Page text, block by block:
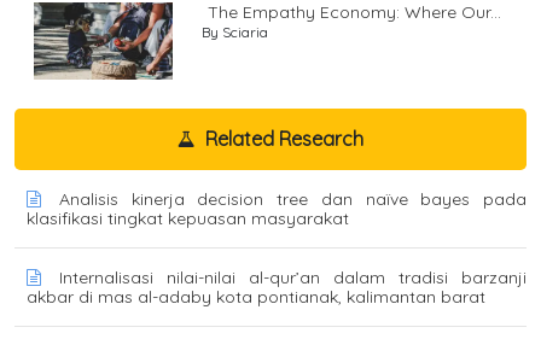
The Empathy Economy: Where Our...
By Sciaria
Related Research
Analisis kinerja decision tree dan naïve bayes pada
klasifikasi tingkat kepuasan masyarakat
Internalisasi nilai-nilai al-qur’an dalam tradisi barzanji
akbar di mas al-adaby kota pontianak, kalimantan barat